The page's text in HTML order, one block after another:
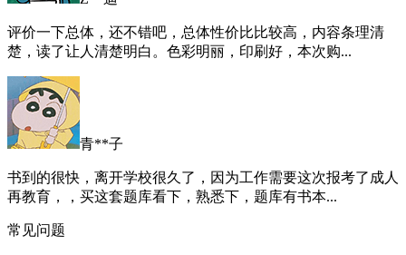
评价一下总体，还不错吧，总体性价比比较高，内容条理清
楚，读了让人清楚明白。色彩明丽，印刷好，本次购...
青**子
书到的很快，离开学校很久了，因为工作需要这次报考了成人
再教育，，买这套题库看下，熟悉下，题库有书本...
常见问题